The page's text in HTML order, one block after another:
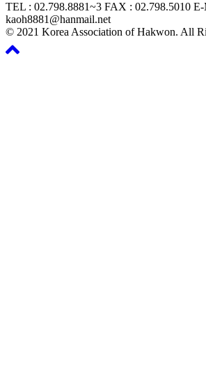
TEL : 02.798.8881~3 FAX : 02.798.5010
kaoh8881@hanmail.net
© 2021 Korea Association of Hakwon. All